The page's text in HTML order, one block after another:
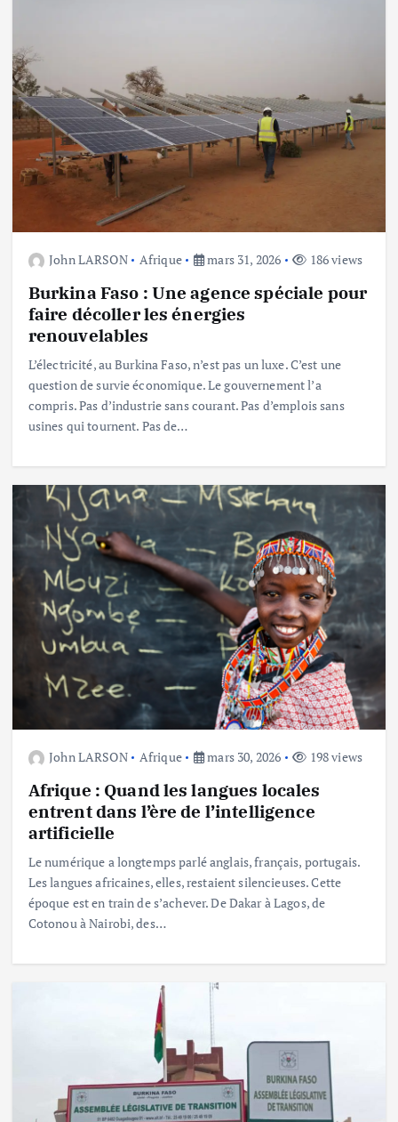
John LARSON Afrique mars 31, 2026 186 views
Burkina Faso : Une agence spéciale pour
faire décoller les énergies
renouvelables
L’électricité, au Burkina Faso, n’est pas un luxe. C’est une
question de survie économique. Le gouvernement l’a
compris. Pas d’industrie sans courant. Pas d’emplois sans
usines qui tournent. Pas de…
John LARSON Afrique mars 30, 2026 198 views
Afrique : Quand les langues locales
entrent dans l’ère de l’intelligence
artificielle
Le numérique a longtemps parlé anglais, français, portugais.
Les langues africaines, elles, restaient silencieuses. Cette
époque est en train de s’achever. De Dakar à Lagos, de
Cotonou à Nairobi, des…